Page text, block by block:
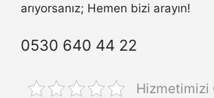
arıyorsanız; Hemen bizi arayın!
0530 640 44 22
Hizmetimizi